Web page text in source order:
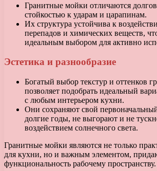
Гранитные мойки отличаются
стойкостью к ударам и царапинам.
Их структура устойчива к
перепадов и химических веществ,
идеальным выбором для активно
Эстетика и разнообразие
Богатый выбор текстур и оттенков
позволяет подобрать идеальный
с любым интерьером кухни.
Они сохраняют свой
долгие годы, не выгорают и не
воздействием солнечного света.
Гранитные мойки являются не только
для кухни, но и важным элементом,
функциональность рабочему пространству.